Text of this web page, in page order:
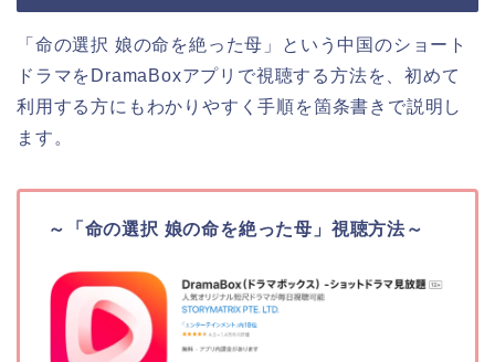
「命の選択 娘の命を絶った母」という中国のショート
ドラマをDramaBoxアプリで視聴する方法を、初めて
利用する方にもわかりやすく手順を箇条書きで説明し
ます。
～「命の選択 娘の命を絶った母」視聴方法～